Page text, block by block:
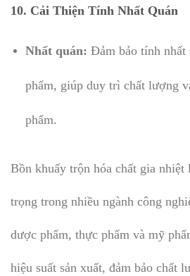
10. Cải Thiện Tính Nhất Quán
Nhất quán: Đảm bảo tính nhất
phẩm, giúp duy trì chất lượng
phẩm.
Bồn khuấy trộn hóa chất gia nhiệt
trọng trong nhiều ngành công
dược phẩm, thực phẩm và mỹ
hiệu suất sản xuất, đảm bảo chất